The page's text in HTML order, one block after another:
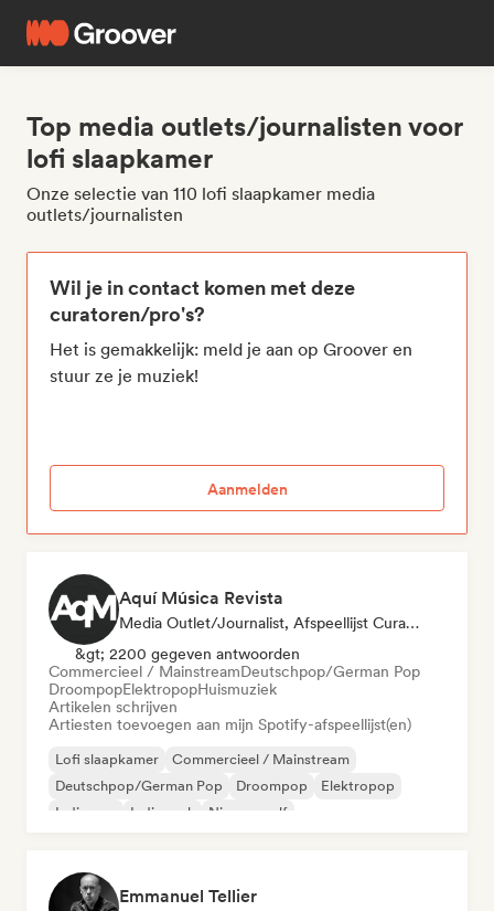
Top media outlets/journalisten voor
lofi slaapkamer
Onze selectie van 110 lofi slaapkamer media
outlets/journalisten
Wil je in contact komen met deze
curatoren/pro's?
Het is gemakkelijk: meld je aan op Groover en
stuur ze je muziek!
Aanmelden
Aquí Música Revista
Media Outlet/Journalist, Afspeellijst Curator
&gt; 2200 gegeven antwoorden
Commercieel / MainstreamDeutschpop/German Pop
DroompopElektropopHuismuziek
Artikelen schrijven
Artiesten toevoegen aan mijn Spotify-afspeellijst(en)
Lofi slaapkamer
Commercieel / Mainstream
Deutschpop/German Pop
Droompop
Elektropop
Indie pop
Indie rock Nieuwe golf
Emmanuel Tellier